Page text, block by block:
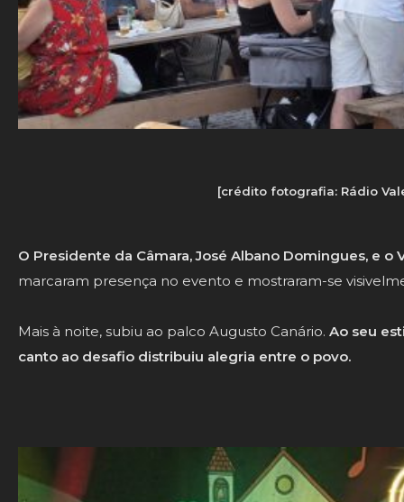
[crédito fotografia: Rádio
O Presidente da Câmara, José Albano Domingues, e
marcaram presença no evento e mostraram-se
Mais à noite, subiu ao palco Augusto Canário. Ao seu
canto ao desafio distribuiu alegria entre o povo.